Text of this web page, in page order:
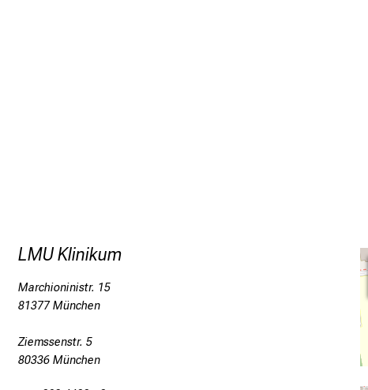
LMU Klinikum
Marchioninistr. 15
81377 München
Ziemssenstr. 5
80336 München